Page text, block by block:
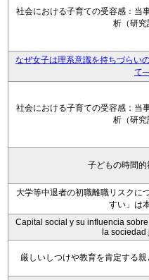
社会における子育ての受容感：当
析（研究
なぜ女子は理系意識を持ちづらい
て
社会における子育ての受容感：当
析（研究
子どもの時間
大学等中退者の初職離職リスクに
すい」は
Capital social y su influencia
la
厳しいしつけや教育を肯定する